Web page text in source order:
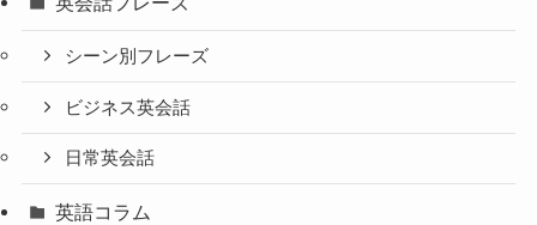
シーン別フレーズ
ビジネス英会話
日常英会話
英語コラム